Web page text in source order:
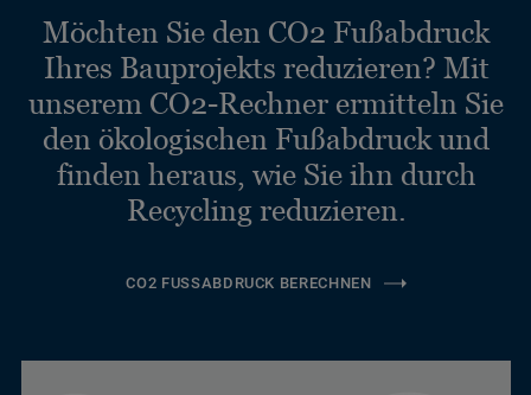
Möchten Sie den CO2 Fußabdruck
Ihres Bauprojekts reduzieren? Mit
unserem CO2-Rechner ermitteln Sie
den ökologischen Fußabdruck und
finden heraus, wie Sie ihn durch
Recycling reduzieren.
CO2 FUSSABDRUCK BERECHNEN